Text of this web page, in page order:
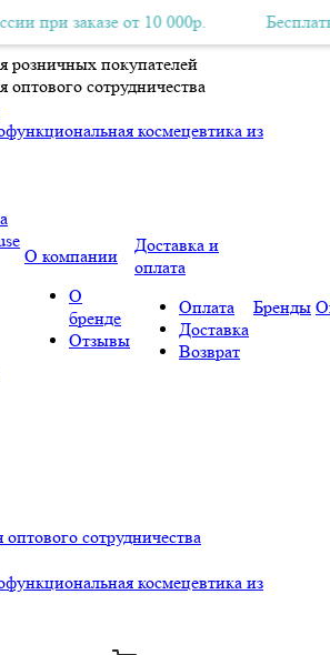
розничных покупателей
оптового сотрудничества
России при заказе от 10 000р.
заказе от 10 000р. Бесплатная
О компании
О
бренде
Отзывы
Доставка и
оплата
Оплата
Доставка
Возврат
Бренды
оптового сотрудничества